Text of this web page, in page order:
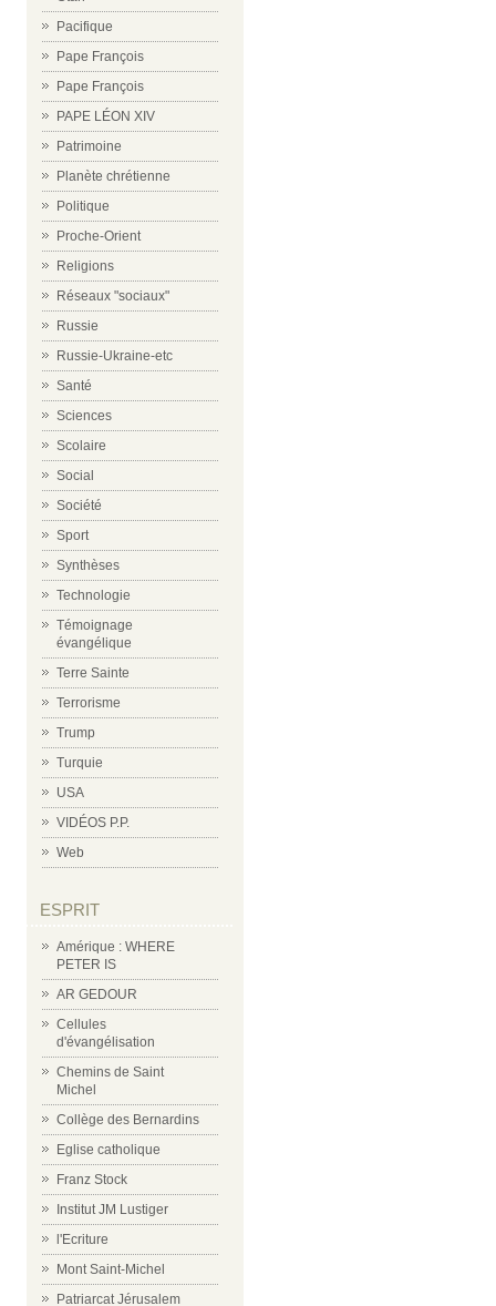
Pacifique
Pape François
Pape François
PAPE LÉON XIV
Patrimoine
Planète chrétienne
Politique
Proche-Orient
Religions
Réseaux "sociaux"
Russie
Russie-Ukraine-etc
Santé
Sciences
Scolaire
Social
Société
Sport
Synthèses
Technologie
Témoignage
évangélique
Terre Sainte
Terrorisme
Trump
Turquie
USA
VIDÉOS P.P.
Web
ESPRIT
Amérique : WHERE
PETER IS
AR GEDOUR
Cellules
d'évangélisation
Chemins de Saint
Michel
Collège des Bernardins
Eglise catholique
Franz Stock
Institut JM Lustiger
l'Ecriture
Mont Saint-Michel
Patriarcat Jérusalem